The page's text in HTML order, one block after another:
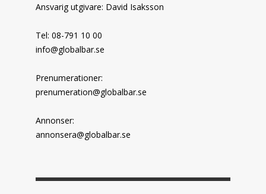
Ansvarig utgivare: David Isaksson
Tel: 08-791 10 00
info@globalbar.se
Prenumerationer:
prenumeration@globalbar.se
Annonser:
annonsera@globalbar.se